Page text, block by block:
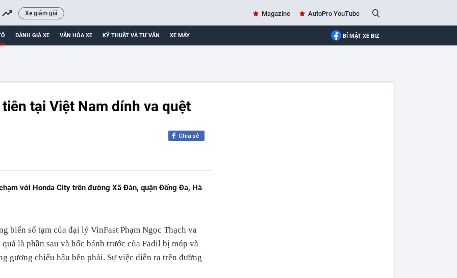
Xe giảm giá Magazine AutoPro YouTube
ĐÁNH GIÁ XE VĂN HÓA XE KỸ THUẬT VÀ TƯ VẤN XE MÁY BÍ MẬT XE BIZ
tại Việt Nam dính va quệt
Chia sẻ
với Honda City trên đường Xã Đàn, quận Đống Đa, Hà
biển số tạm của đại lý VinFast Phạm Ngọc Thạch va
là phần sau và hốc bánh trước của Fadil bị móp và
gương chiếu hậu bên phải. Sự việc diễn ra trên đường